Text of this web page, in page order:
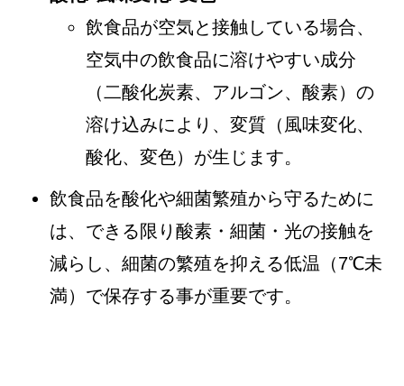
飲食品が空気と接触している場合、
空気中の飲食品に溶けやすい成分
（二酸化炭素、アルゴン、酸素）の
溶け込みにより、変質（風味変化、
酸化、変色）が生じます。
飲食品を酸化や細菌繁殖から守るために
は、できる限り酸素・細菌・光の接触を
減らし、細菌の繁殖を抑える低温（7℃未
満）で保存する事が重要です。